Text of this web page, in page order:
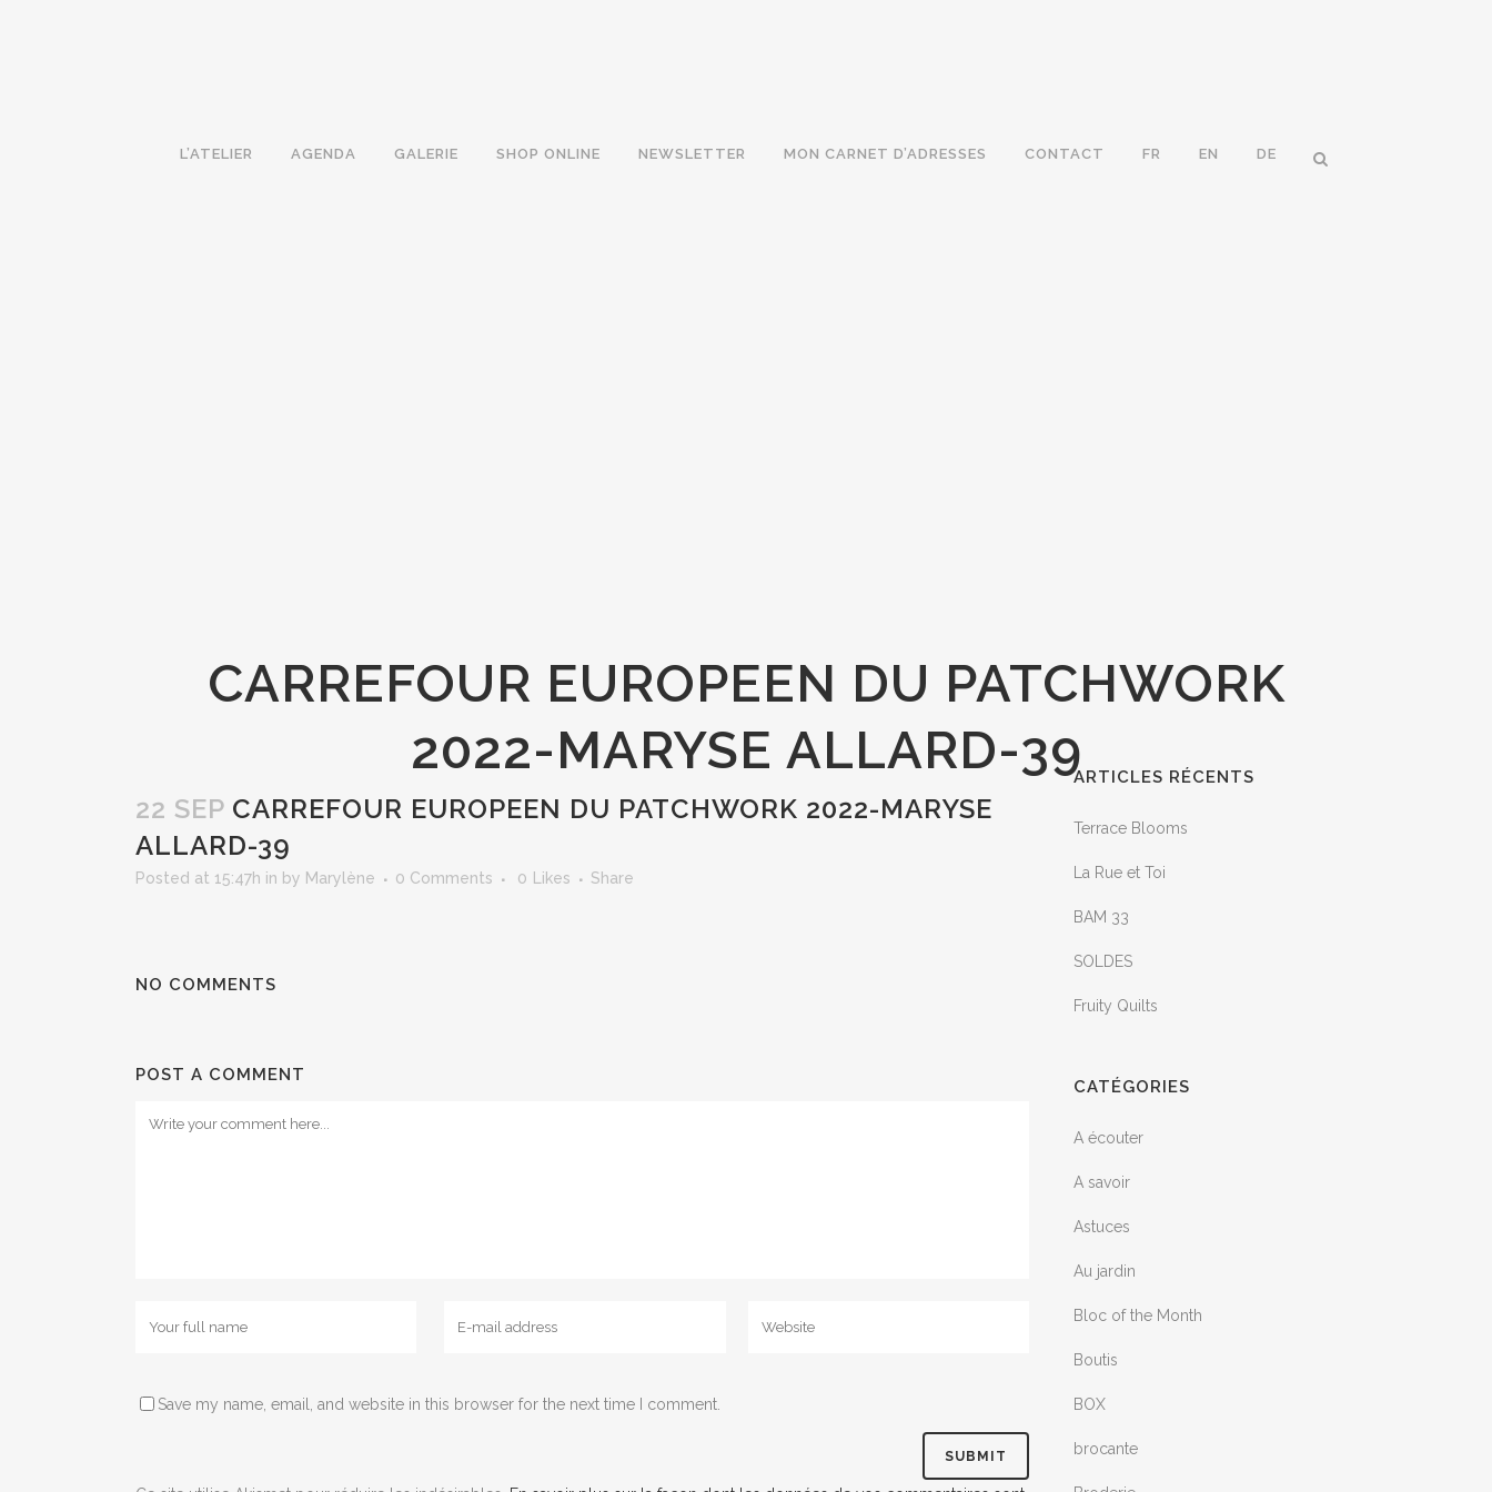
L’ATELIER AGENDA GALERIE SHOP ONLINE NEWSLETTER MON CARNET D’ADRESSES CONTACT FR EN DE
CARREFOUR EUROPEEN DU PATCHWORK
2022-MARYSE ALLARD-39
22 SEP CARREFOUR EUROPEEN DU PATCHWORK 2022-MARYSE
ALLARD-39
Posted at 15:47h in by Marylène 0 Comments 0 Likes Share
NO COMMENTS
POST A COMMENT
Save my name, email, and website in this browser for the next time I comment.
ARTICLES RÉCENTS
Terrace Blooms
La Rue et Toi
BAM 33
SOLDES
Fruity Quilts
CATÉGORIES
A écouter
A savoir
Astuces
Au jardin
Bloc of the Month
Boutis
BOX
brocante